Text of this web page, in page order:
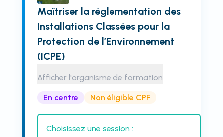
Maîtriser la réglementation des
Installations Classées pour la
Protection de l’Environnement
(ICPE)
Afficher l'organisme de formation
En centre Non éligible CPF
Choisissez une session :